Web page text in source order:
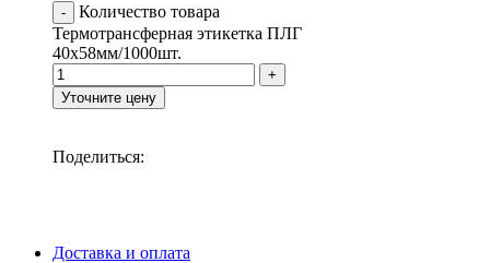
Количество товара
Термотрансферная этикетка ПЛГ
40х58мм/1000шт.
Уточните цену
Поделиться:
Доставка и оплата